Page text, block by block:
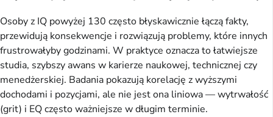
Osoby z IQ powyżej 130 często błyskawicznie łączą fakty,
przewidują konsekwencje i rozwiązują problemy, które innych
frustrowałyby godzinami. W praktyce oznacza to łatwiejsze
studia, szybszy awans w karierze naukowej, technicznej czy
menedżerskiej. Badania pokazują korelację z wyższymi
dochodami i pozycjami, ale nie jest ona liniowa — wytrwałość
(grit) i EQ często ważniejsze w długim terminie.